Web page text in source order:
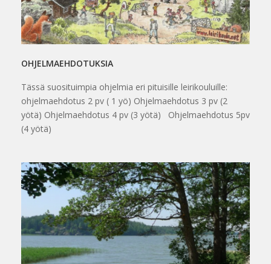
OHJELMAEHDOTUKSIA
Tässä suosituimpia ohjelmia eri pituisille leirikouluille:
ohjelmaehdotus 2 pv ( 1 yö) Ohjelmaehdotus 3 pv (2
yötä) Ohjelmaehdotus 4 pv (3 yötä) Ohjelmaehdotus 5pv
(4 yötä)